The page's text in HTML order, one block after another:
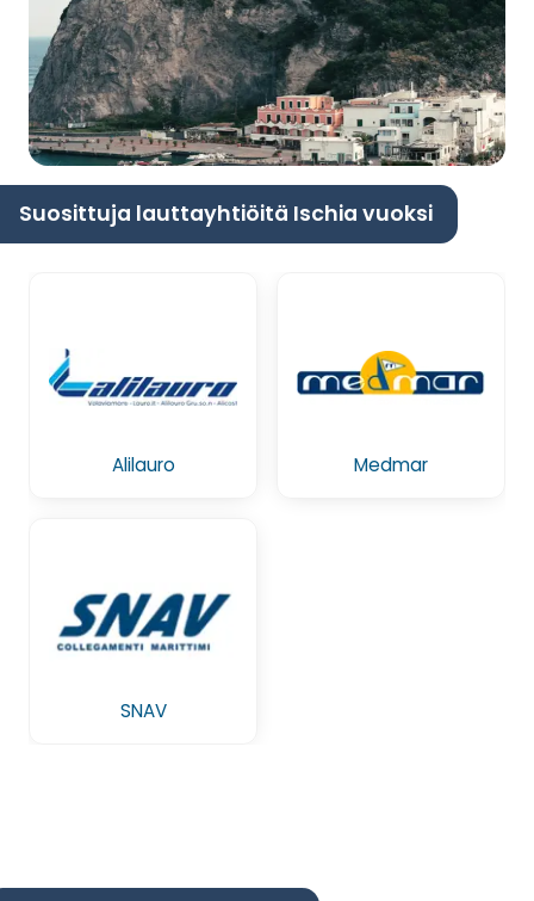
Suosittuja lauttayhtiöitä Ischia vuoksi
Alilauro Medmar
SNAV